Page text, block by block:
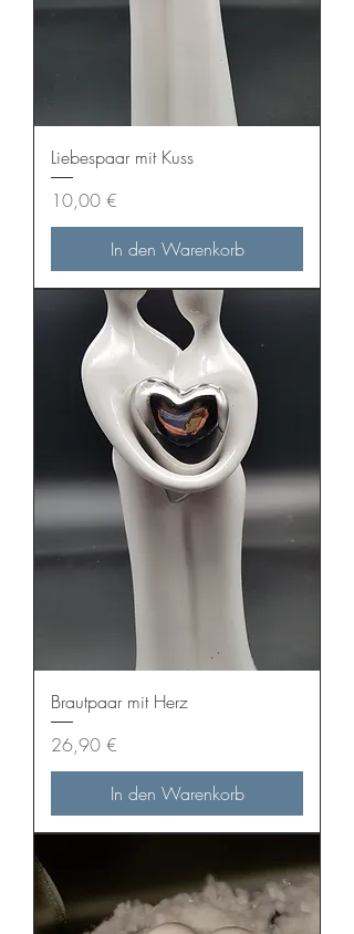
Liebespaar mit Kuss
Preis
10,00 €
In den Warenkorb
Brautpaar mit Herz
Preis
26,90 €
In den Warenkorb